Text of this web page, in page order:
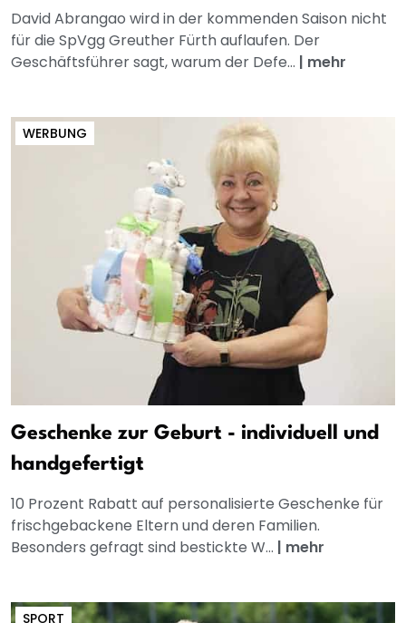
David Abrangao wird in der kommenden Saison nicht
für die SpVgg Greuther Fürth auflaufen. Der
Geschäftsführer sagt, warum der Defe... | mehr
WERBUNG
Geschenke zur Geburt - individuell und
handgefertigt
10 Prozent Rabatt auf personalisierte Geschenke für
frischgebackene Eltern und deren Familien.
Besonders gefragt sind bestickte W... | mehr
SPORT